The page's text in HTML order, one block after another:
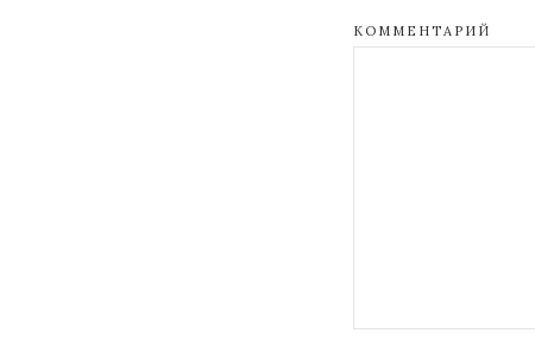
КОММЕНТАРИЙ